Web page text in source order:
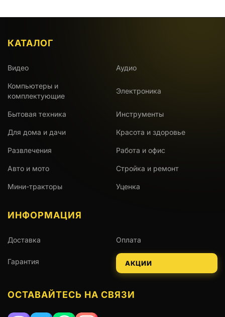
КАТАЛОГ
Видео Аудио
Компьютеры и
комплектующие
Электроника
Бытовая техника Инструменты
Для дома и дачи Красота и здоровье
Развлечения Работа и офис
Авто и мото Стройка и ремонт
Мини-тракторы Уценка
ИНФОРМАЦИЯ
Доставка Оплата
Гарантия АКЦИИ
ОСТАВАЙТЕСЬ НА СВЯЗИ